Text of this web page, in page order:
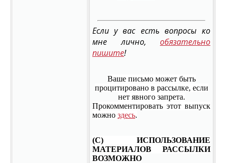
Если у вас есть вопросы ко
мне лично, обязательно
пишите!
Ваше письмо может быть
процитировано в рассылке, если
нет явного запрета.
Прокомментировать этот выпуск
можно здесь.
(С) ИСПОЛЬЗОВАНИЕ
МАТЕРИАЛОВ РАССЫЛКИ
ВОЗМОЖНО